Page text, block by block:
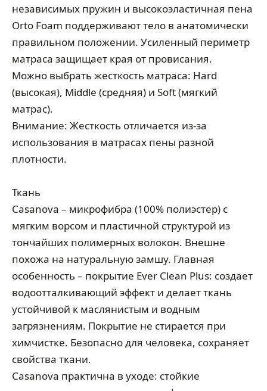
независимых пружин и высокоэластичная пена
Orto Foam поддерживают тело в анатомически
правильном положении. Усиленный периметр
матраса защищает края от провисания.
Можно выбрать жесткость матраса: Hard
(высокая), Middle (средняя) и Soft (мягкий
матрас).
Внимание: Жесткость отличается из-за
использования в матрасах пены разной
плотности.
Ткань
Casanova – микрофибра (100% полиэстер) с
мягким ворсом и пластичной структурой из
тончайших полимерных волокон. Внешне
похожа на натуральную замшу. Главная
особенность – покрытие Ever Clean Plus: создает
водоотталкивающий эффект и делает ткань
устойчивой к маслянистым и водным
загрязнениям. Покрытие не стирается при
химчистке. Безопасно для человека, сохраняет
свойства ткани.
Casanova практична в уходе: стойкие